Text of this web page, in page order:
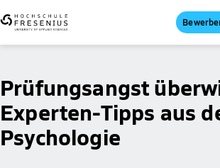
Prüfungsangst
Experten-Tipps aus
Psychologie